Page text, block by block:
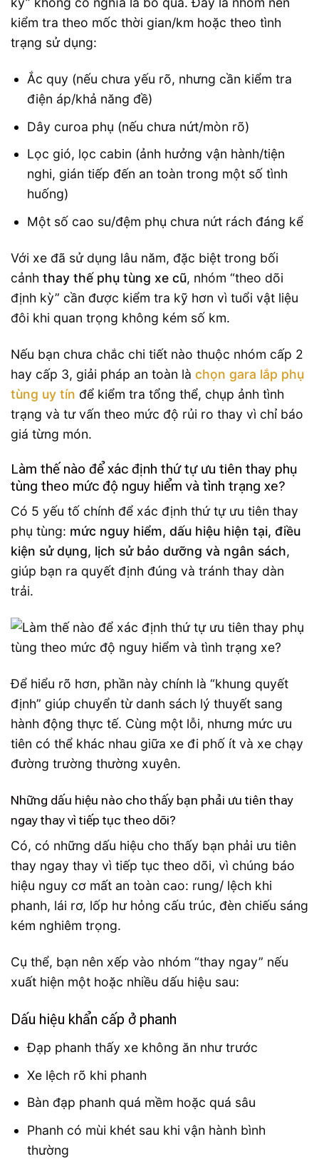
kiểm tra theo mốc thời gian/km hoặc theo tình
trạng sử dụng:
Ắc quy (nếu chưa yếu rõ, nhưng cần kiểm tra
điện áp/khả năng đề)
Dây curoa phụ (nếu chưa nứt/mòn rõ)
Lọc gió, lọc cabin (ảnh hưởng vận hành/tiện
nghi, gián tiếp đến an toàn trong một số tình
huống)
Một số cao su/đệm phụ chưa nứt rách đáng kể
Với xe đã sử dụng lâu năm, đặc biệt trong bối
cảnh thay thế phụ tùng xe cũ, nhóm “theo dõi
định kỳ” cần được kiểm tra kỹ hơn vì tuổi vật liệu
đôi khi quan trọng không kém số km.
Nếu bạn chưa chắc chi tiết nào thuộc nhóm cấp 2
hay cấp 3, giải pháp an toàn là chọn gara lắp phụ
tùng uy tín để kiểm tra tổng thể, chụp ảnh tình
trạng và tư vấn theo mức độ rủi ro thay vì chỉ báo
giá từng món.
Làm thế nào để xác định thứ tự ưu tiên thay phụ
tùng theo mức độ nguy hiểm và tình trạng xe?
Có 5 yếu tố chính để xác định thứ tự ưu tiên thay
phụ tùng: mức nguy hiểm, dấu hiệu hiện tại, điều
kiện sử dụng, lịch sử bảo dưỡng và ngân sách,
giúp bạn ra quyết định đúng và tránh thay dàn
trải.
Để hiểu rõ hơn, phần này chính là “khung quyết
định” giúp chuyển từ danh sách lý thuyết sang
hành động thực tế. Cùng một lỗi, nhưng mức ưu
tiên có thể khác nhau giữa xe đi phố ít và xe chạy
đường trường thường xuyên.
Những dấu hiệu nào cho thấy bạn phải ưu tiên thay
ngay thay vì tiếp tục theo dõi?
Có, có những dấu hiệu cho thấy bạn phải ưu tiên
thay ngay thay vì tiếp tục theo dõi, vì chúng báo
hiệu nguy cơ mất an toàn cao: rung/ lệch khi
phanh, lái rơ, lốp hư hỏng cấu trúc, đèn chiếu sáng
kém nghiêm trọng.
Cụ thể, bạn nên xếp vào nhóm “thay ngay” nếu
xuất hiện một hoặc nhiều dấu hiệu sau:
Dấu hiệu khẩn cấp ở phanh
Đạp phanh thấy xe không ăn như trước
Xe lệch rõ khi phanh
Bàn đạp phanh quá mềm hoặc quá sâu
Phanh có mùi khét sau khi vận hành bình
thường